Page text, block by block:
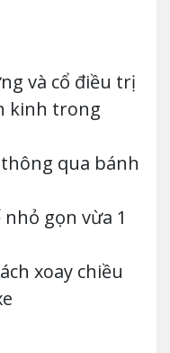
và cổ điều trị
kinh trong
qua bánh
gọn vừa 1
xoay chiều